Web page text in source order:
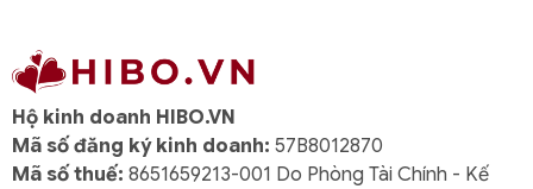
Hộ kinh doanh HIBO.VN
Mã số đăng ký kinh doanh: 57B8012870
Mã số thuế: 8651659213-001 Do Phòng Tài Chính - Kế